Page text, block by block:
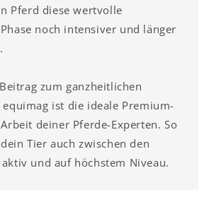
Pferd diese wertvolle
noch intensiver und länger
zum ganzheitlichen
ist die ideale Premium-
deiner Pferde-Experten. So
Tier auch zwischen den
und auf höchstem Niveau.